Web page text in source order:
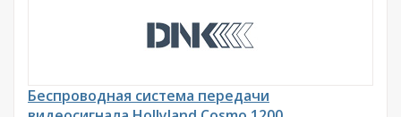
Беспроводная система передачи